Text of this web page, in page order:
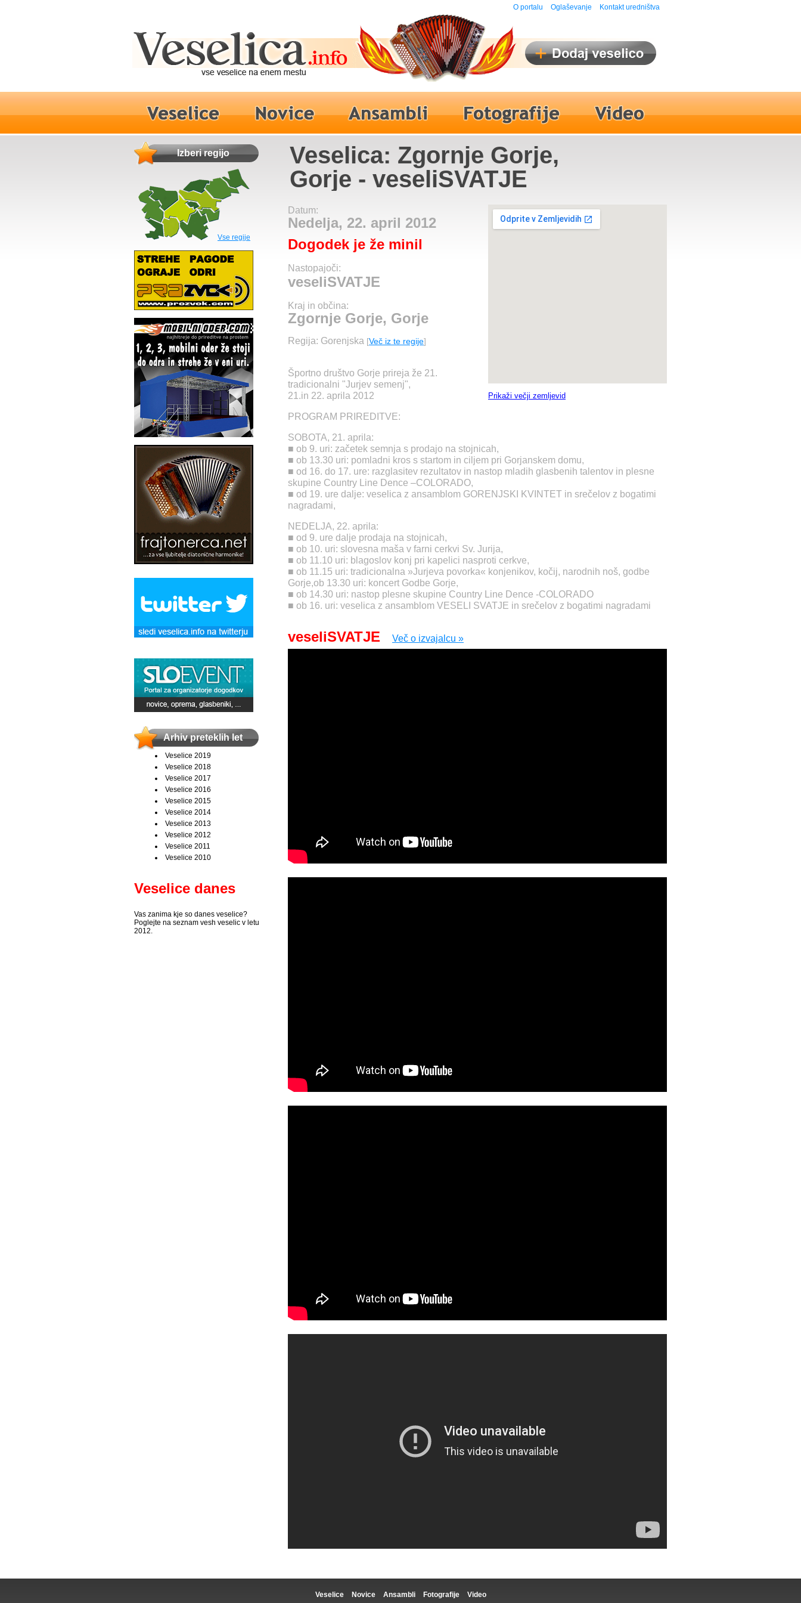
O portalu Oglaševanje Kontakt uredništva
Izberi regijo
Vse regije
Arhiv preteklih let
Veselice 2019
Veselice 2018
Veselice 2017
Veselice 2016
Veselice 2015
Veselice 2014
Veselice 2013
Veselice 2012
Veselice 2011
Veselice 2010
Veselice danes
Vas zanima kje so danes veselice?
Poglejte na seznam vesh veselic v letu
2012.
Veselica: Zgornje Gorje,
Gorje - veseliSVATJE
Prikaži večji zemljevid
Datum:
Nedelja, 22. april 2012
Dogodek je že minil
Nastopajoči:
veseliSVATJE
Kraj in občina:
Zgornje Gorje, Gorje
Regija: Gorenjska [Več iz te regije]
Športno društvo Gorje prireja že 21.
tradicionalni "Jurjev semenj",
21.in 22. aprila 2012
PROGRAM PRIREDITVE:
SOBOTA, 21. aprila:
■ ob 9. uri: začetek semnja s prodajo na stojnicah,
■ ob 13.30 uri: pomladni kros s startom in ciljem pri Gorjanskem domu,
■ od 16. do 17. ure: razglasitev rezultatov in nastop mladih glasbenih talentov in plesne
skupine Country Line Dence –COLORADO,
■ od 19. ure dalje: veselica z ansamblom GORENJSKI KVINTET in srečelov z bogatimi
nagradami,
NEDELJA, 22. aprila:
■ od 9. ure dalje prodaja na stojnicah,
■ ob 10. uri: slovesna maša v farni cerkvi Sv. Jurija,
■ ob 11.10 uri: blagoslov konj pri kapelici nasproti cerkve,
■ ob 11.15 uri: tradicionalna »Jurjeva povorka« konjenikov, kočij, narodnih noš, godbe
Gorje,ob 13.30 uri: koncert Godbe Gorje,
■ ob 14.30 uri: nastop plesne skupine Country Line Dence -COLORADO
■ ob 16. uri: veselica z ansamblom VESELI SVATJE in srečelov z bogatimi nagradami
veseliSVATJE Več o izvajalcu »
Veselice Novice Ansambli Fotografije Video